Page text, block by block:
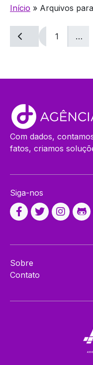
Início » Arquivos para
Navegação
por
1 …
Com dados,
fatos, criamos
Siga-nos
Sobre
Contato